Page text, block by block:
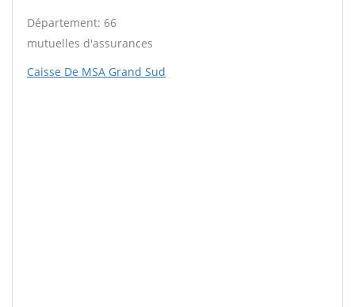
Département: 66
mutuelles d'assurances
Caisse De MSA Grand Sud